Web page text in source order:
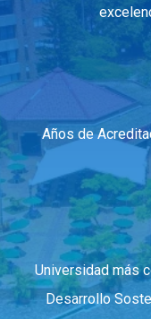
Años de
Universidad más
Desarrollo